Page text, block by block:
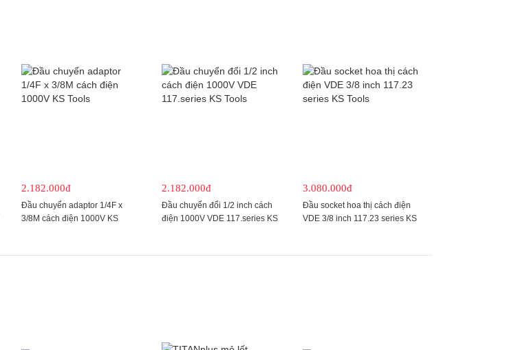
2.182.000đ
Đầu chuyển adaptor 1/4F x
3/8M cách điện 1000V KS
2.182.000đ
Đầu chuyển đổi 1/2 inch cách
điện 1000V VDE 117.series KS
3.080.000đ
Đầu socket hoa thị cách điện
VDE 3/8 inch 117.23 series KS